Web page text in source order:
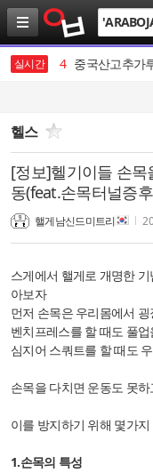
검
색
'
실시간
3 서안
4 중국산고추가
6
7
나스미디어
8 SK이노베이션
9 SKT
헬스
[정보]헬기이들 손
동(feat.손목터널증
핼게남신드미트리
스게에서 핼게로 개명한
아보자
먼저 손목은 우리몸에서
벤치프레스를 할 때도 풀
심지어 스쿼트를 할 때도
손목을 다치면 운동도 못
이를 방지하기 위해 몇가
1.손목의 특성